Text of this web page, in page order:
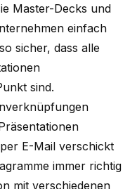
Master-Decks und
einfach
sicher, dass alle
sind.
E-Mail verschickt
immer richtig
mit verschiedenen